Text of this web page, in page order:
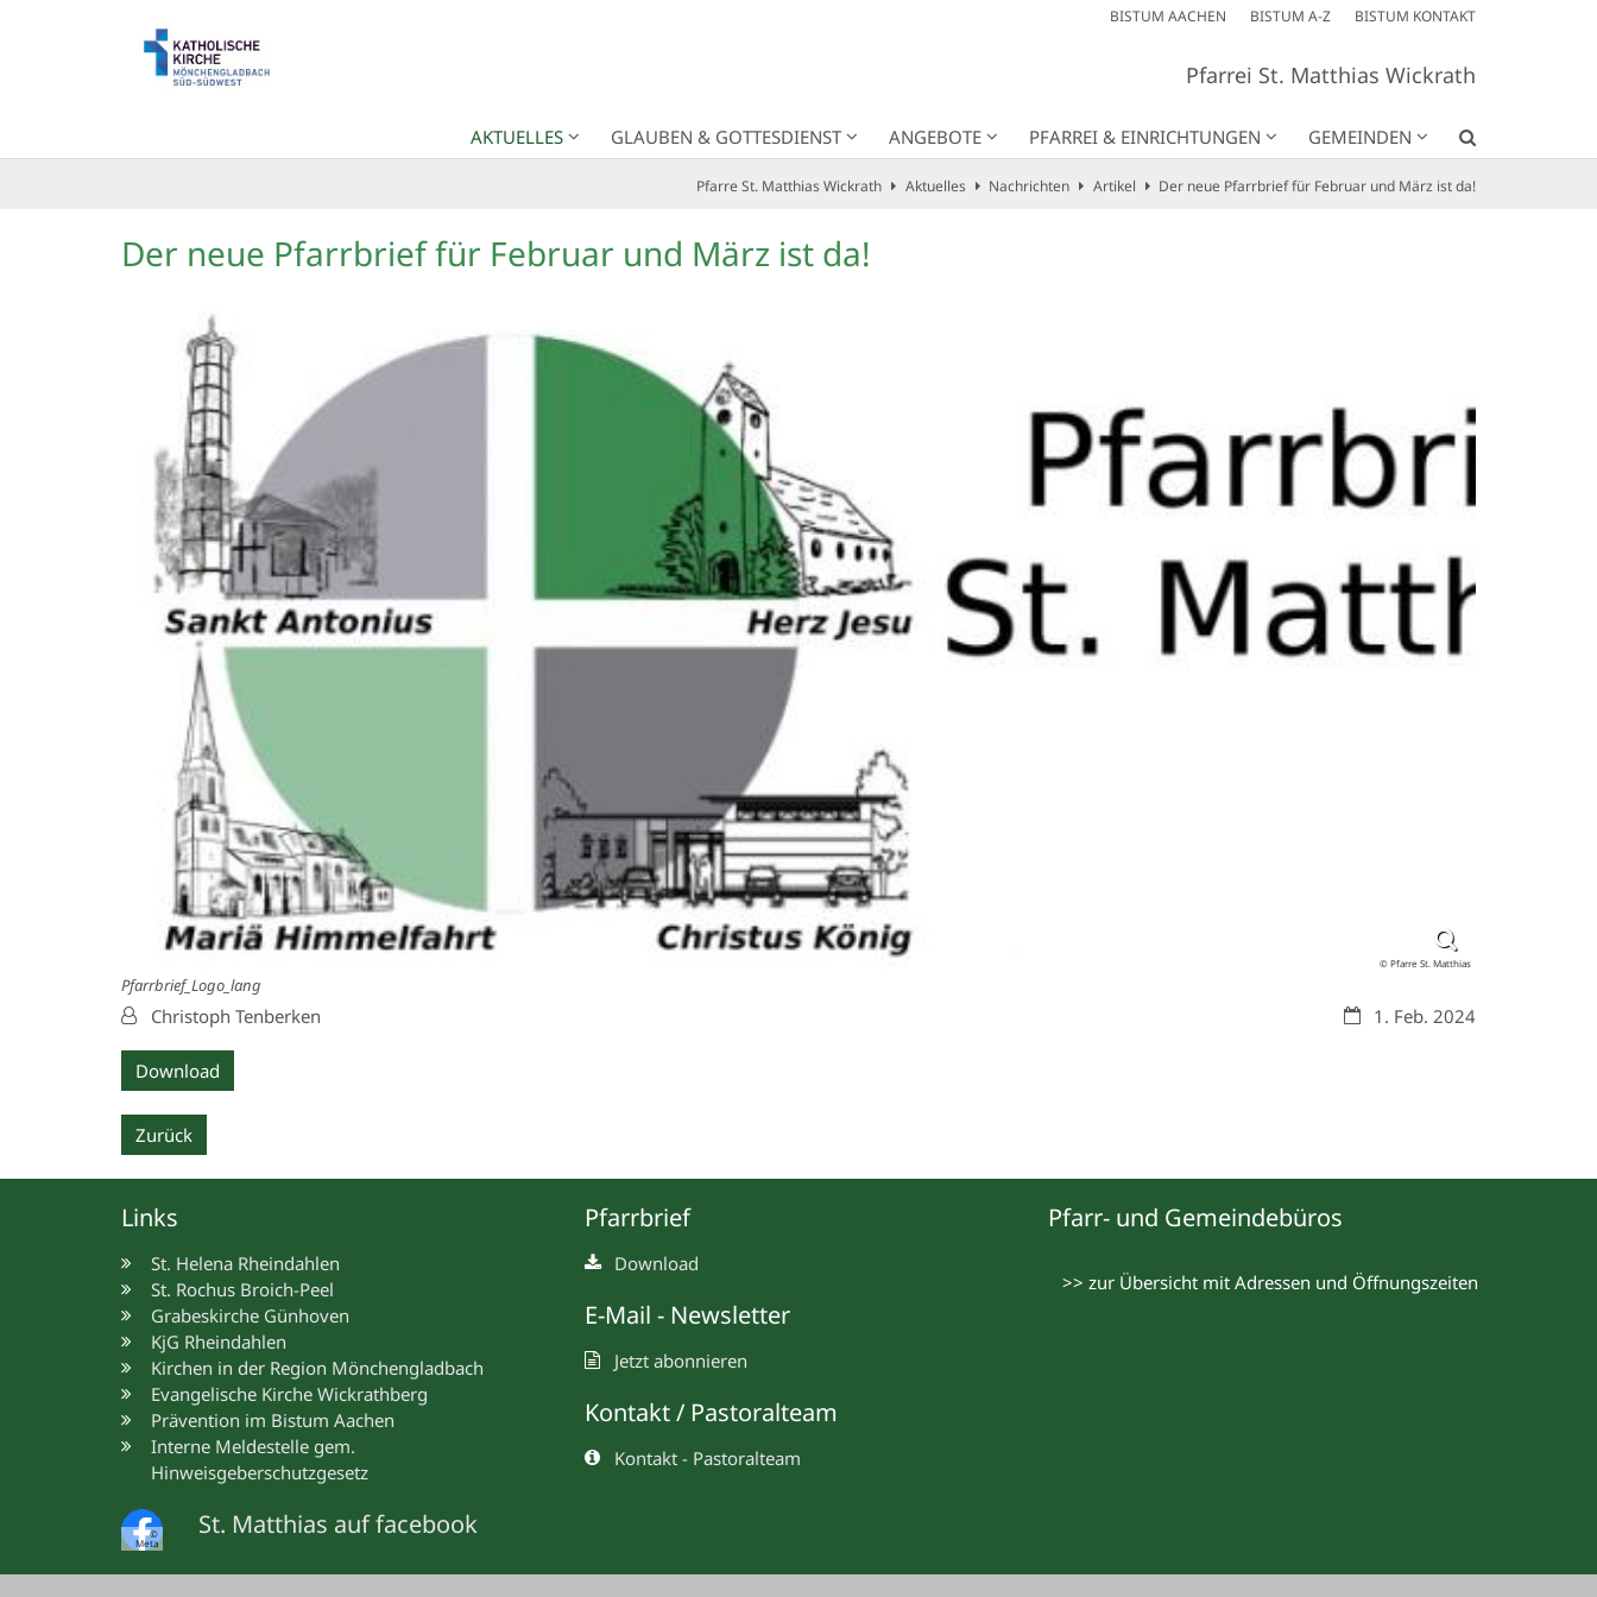
BISTUM AACHEN BISTUM A-Z BISTUM KONTAKT
Pfarrei St. Matthias Wickrath
AKTUELLES GLAUBEN & GOTTESDIENST ANGEBOTE PFARREI & EINRICHTUNGEN GEMEINDEN
Pfarre St. Matthias Wickrath Aktuelles Nachrichten Artikel Der neue Pfarrbrief für Februar und März ist da!
Der neue Pfarrbrief für Februar und März ist da!
© Pfarre St. Matthias
Pfarrbrief_Logo_lang
Datum:1. Feb. 2024
Von:Christoph Tenberken
Download
Zurück
Links
St. Helena Rheindahlen
St. Rochus Broich-Peel
Grabeskirche Günhoven
KjG Rheindahlen
Kirchen in der Region Mönchengladbach
Evangelische Kirche Wickrathberg
Prävention im Bistum Aachen
Interne Meldestelle gem.
Hinweisgeberschutzgesetz
©
Meta
St. Matthias auf facebook
Pfarrbrief
Download
E-Mail - Newsletter
Jetzt abonnieren
Kontakt / Pastoralteam
Kontakt - Pastoralteam
Pfarr- und Gemeindebüros
>> zur Übersicht mit Adressen und Öffnungszeiten